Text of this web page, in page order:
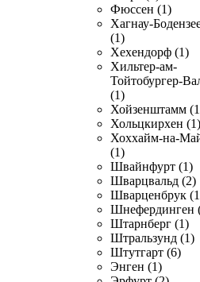
Фюссен (1)
Хагнау-
(1)
Хехендорф (1)
Хильтер-ам-
Тойтобургер-
(1)
Хойзенштамм
Хольцкирхен (1)
Хоххайм-на-
(1)
Швайнфурт (1)
Шварцвальд (2)
Шварценбрук
Шнефердинген
Штарнберг (1)
Штральзунд (1)
Штутгарт (6)
Энген (1)